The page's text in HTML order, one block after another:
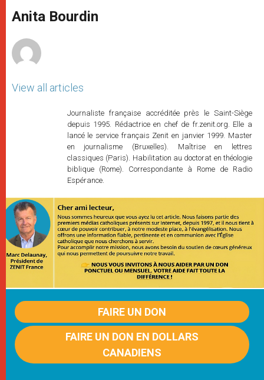
p
p
g
e
o
k
r
Anita Bourdin
View all articles
Journaliste française accréditée près le Saint-Siège
depuis 1995. Rédactrice en chef de fr.zenit.org. Elle a
lancé le service français Zenit en janvier 1999. Master
en journalisme (Bruxelles). Maîtrise en lettres
classiques (Paris). Habilitation au doctorat en théologie
biblique (Rome). Correspondante à Rome de Radio
Espérance.
FAIRE UN DON
FAIRE UN DON EN DOLLARS
CANADIENS